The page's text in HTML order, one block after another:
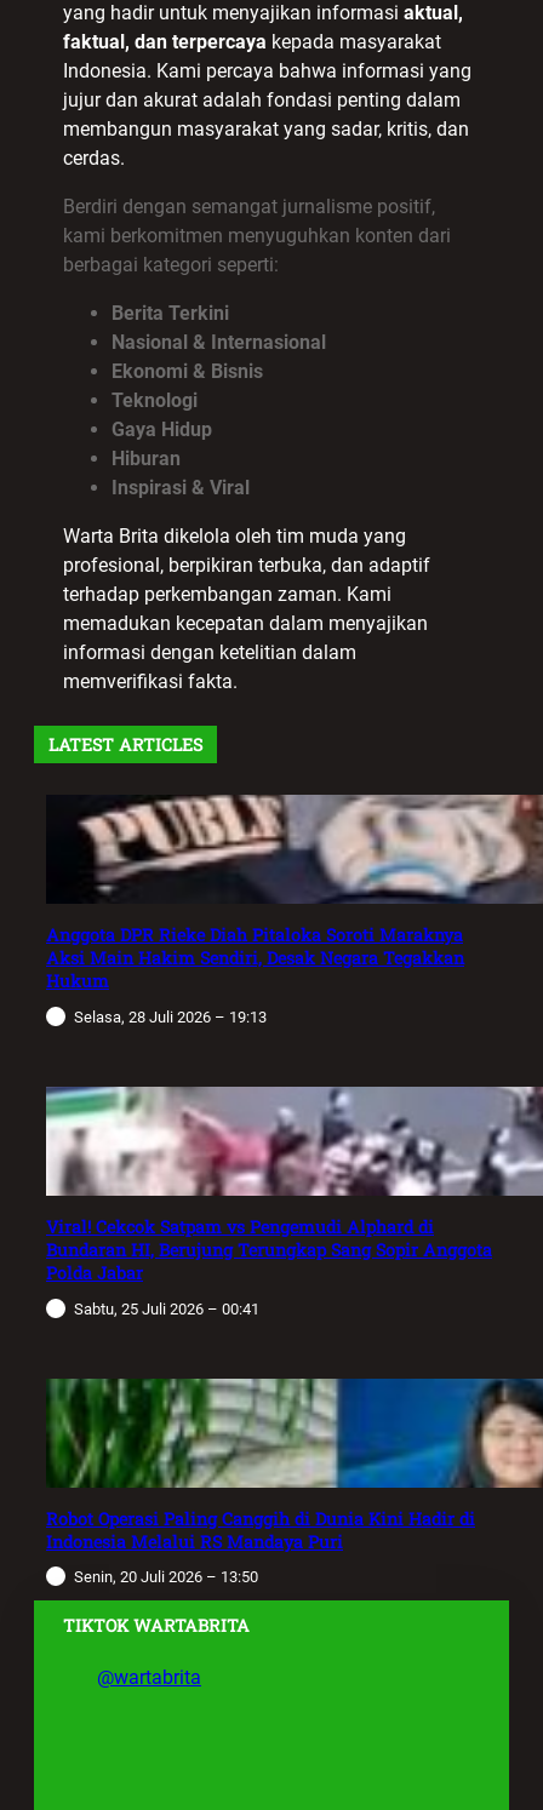
yang hadir untuk menyajikan informasi aktual,
faktual, dan terpercaya kepada masyarakat
Indonesia. Kami percaya bahwa informasi yang
jujur dan akurat adalah fondasi penting dalam
membangun masyarakat yang sadar, kritis, dan
cerdas.
Berdiri dengan semangat jurnalisme positif,
kami berkomitmen menyuguhkan konten dari
berbagai kategori seperti:
Berita Terkini
Nasional & Internasional
Ekonomi & Bisnis
Teknologi
Gaya Hidup
Hiburan
Inspirasi & Viral
Warta Brita dikelola oleh tim muda yang
profesional, berpikiran terbuka, dan adaptif
terhadap perkembangan zaman. Kami
memadukan kecepatan dalam menyajikan
informasi dengan ketelitian dalam
memverifikasi fakta.
LATEST ARTICLES
Anggota DPR Rieke Diah Pitaloka Soroti Maraknya
Aksi Main Hakim Sendiri, Desak Negara Tegakkan
Hukum
Selasa, 28 Juli 2026 – 19:13
Viral! Cekcok Satpam vs Pengemudi Alphard di
Bundaran HI, Berujung Terungkap Sang Sopir Anggota
Polda Jabar
Sabtu, 25 Juli 2026 – 00:41
Robot Operasi Paling Canggih di Dunia Kini Hadir di
Indonesia Melalui RS Mandaya Puri
Senin, 20 Juli 2026 – 13:50
TIKTOK WARTABRITA
@wartabrita